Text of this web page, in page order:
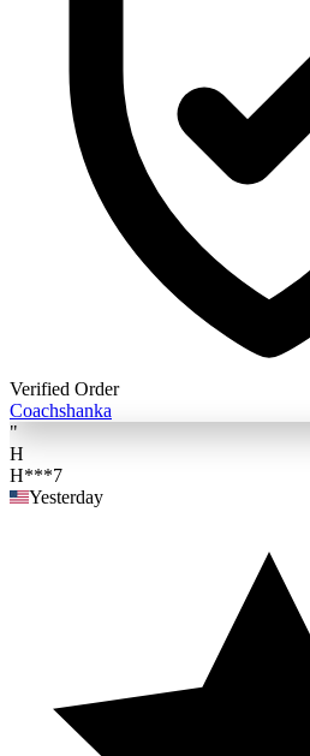
Verified Order
Coachshanka
"
H
H***7
Yesterday